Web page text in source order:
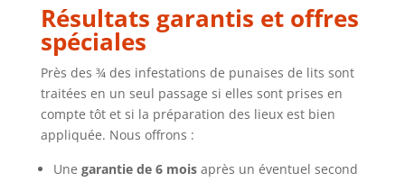
Résultats garantis et offres
spéciales
Près des ¾ des infestations de punaises de lits sont
traitées en un seul passage si elles sont prises en
compte tôt et si la préparation des lieux est bien
appliquée. Nous offrons :
Une garantie de 6 moisaprès un éventuel second